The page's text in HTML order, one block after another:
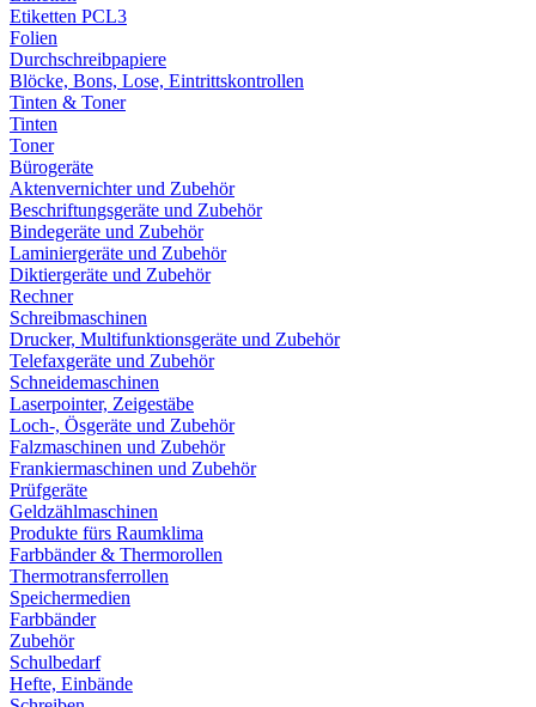
Etiketten PCL3
Folien
Durchschreibpapiere
Blöcke, Bons, Lose, Eintrittskontrollen
Tinten & Toner
Tinten
Toner
Bürogeräte
Aktenvernichter und Zubehör
Beschriftungsgeräte und Zubehör
Bindegeräte und Zubehör
Laminiergeräte und Zubehör
Diktiergeräte und Zubehör
Rechner
Schreibmaschinen
Drucker, Multifunktionsgeräte und Zubehör
Telefaxgeräte und Zubehör
Schneidemaschinen
Laserpointer, Zeigestäbe
Loch-, Ösgeräte und Zubehör
Falzmaschinen und Zubehör
Frankiermaschinen und Zubehör
Prüfgeräte
Geldzählmaschinen
Produkte fürs Raumklima
Farbbänder & Thermorollen
Thermotransferrollen
Speichermedien
Farbbänder
Zubehör
Schulbedarf
Hefte, Einbände